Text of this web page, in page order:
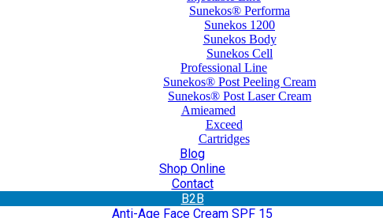
Sunekos® Performa
Sunekos 1200
Sunekos Body
Sunekos Cell
Professional Line
Sunekos® Post Peeling Cream
Sunekos® Post Laser Cream
Amieamed
Exceed
Cartridges
Blog
Shop Online
Contact
Β2Β
Anti-Age Face Cream SPF 15